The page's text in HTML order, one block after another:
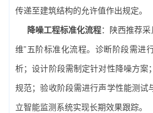
传递至建筑结构的允许值作出规定。
降噪工程标准化流程：陕西推荐
维”五阶标准化流程。诊断阶段需进
析；设计阶段需制定针对性降噪方案
规范；验收阶段需进行声学性能测试
立智能监测系统实现长期效果跟踪。